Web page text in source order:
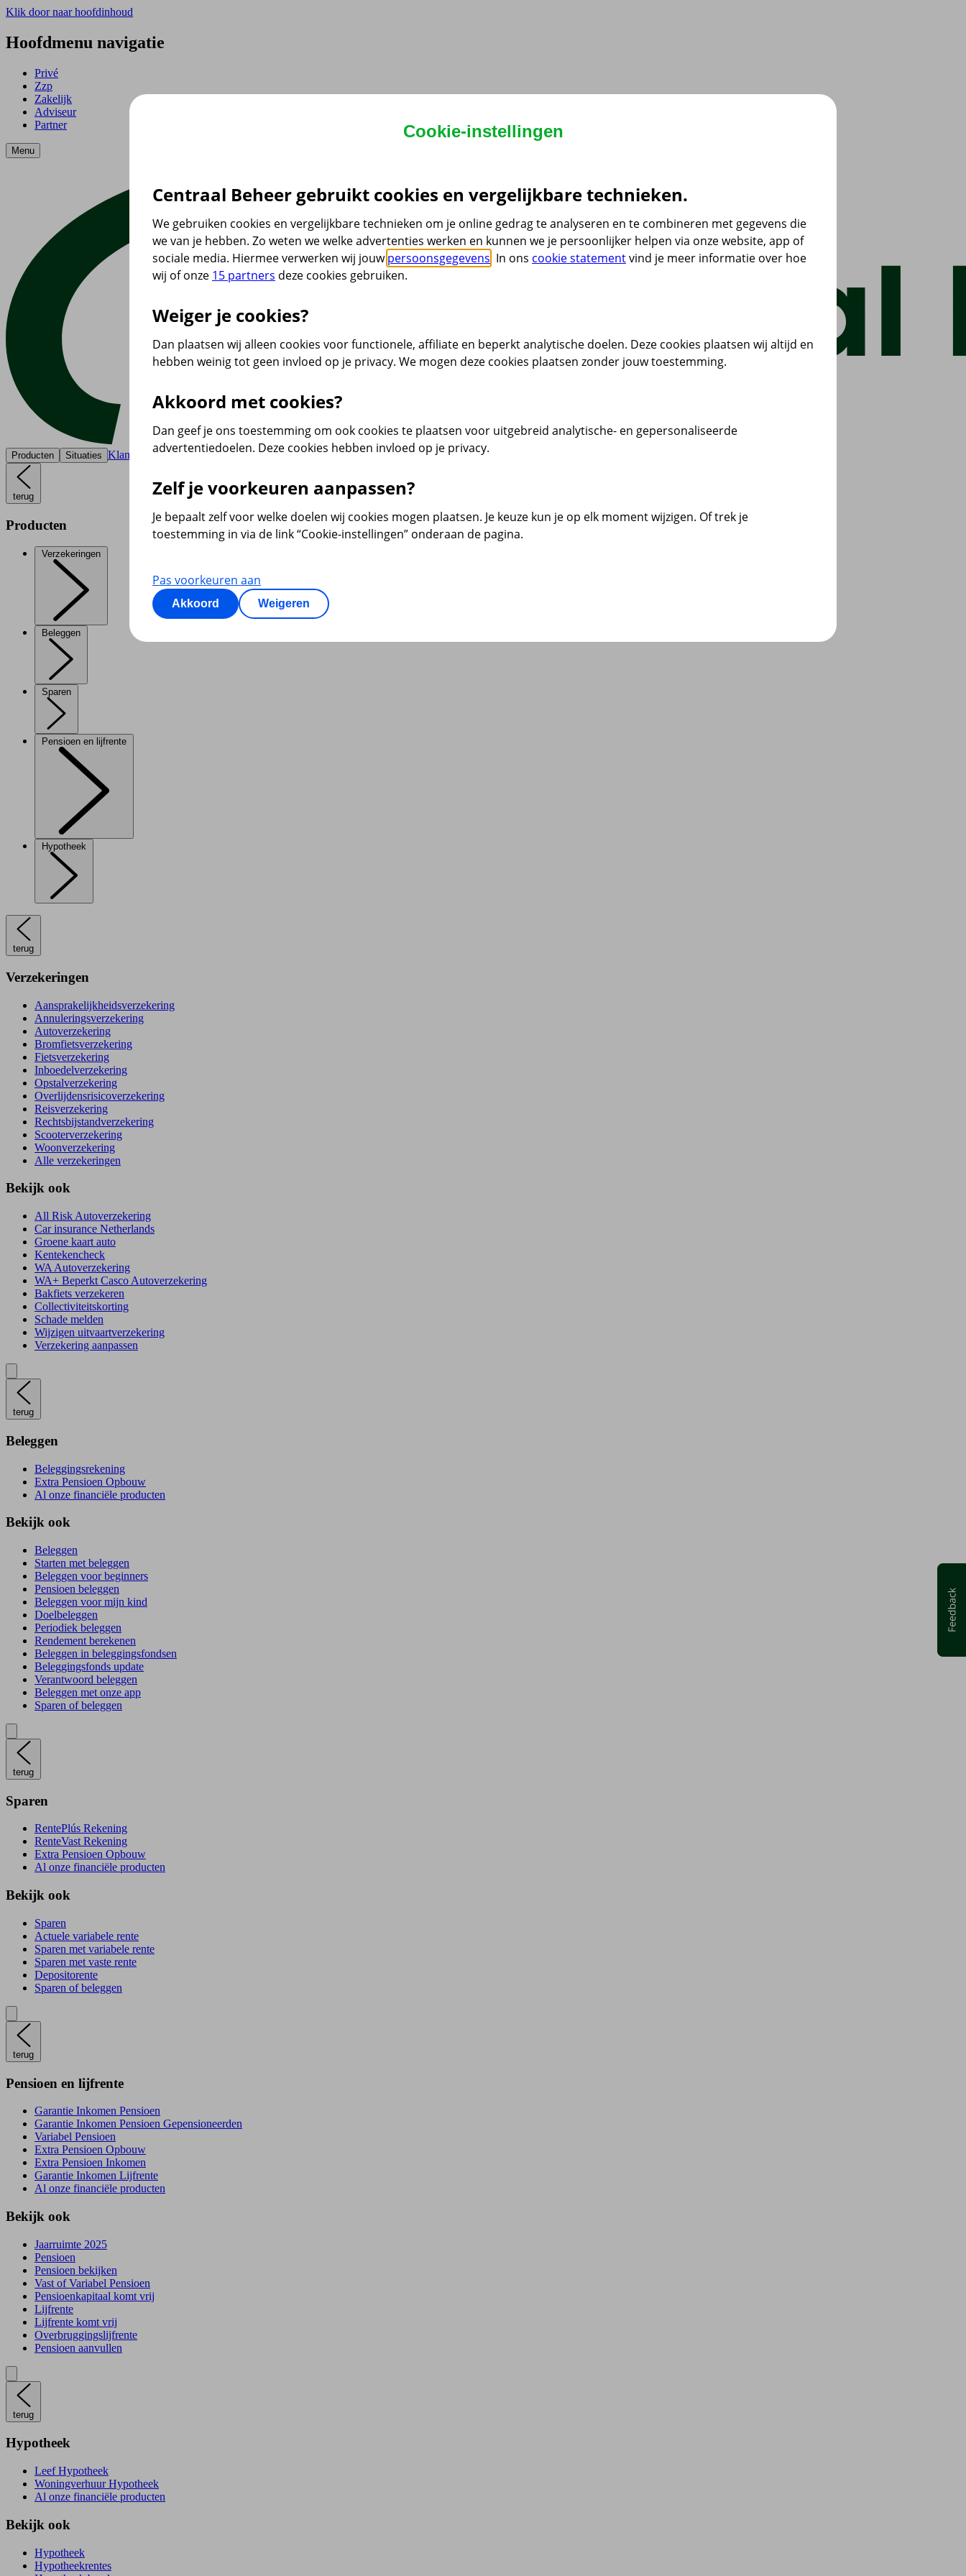
Klik door naar hoofdinhoud
Hoofdmenu navigatie
Privé
Zzp
Zakelijk
Adviseur
Partner
Menu
Producten Situaties Klantenservice
terug
Producten
Verzekeringen
Beleggen
Sparen
Pensioen en lijfrente
Hypotheek
terug
Verzekeringen
Aansprakelijkheidsverzekering
Annuleringsverzekering
Autoverzekering
Bromfietsverzekering
Fietsverzekering
Inboedelverzekering
Opstalverzekering
Overlijdensrisicoverzekering
Reisverzekering
Rechtsbijstandverzekering
Scooterverzekering
Woonverzekering
Alle verzekeringen
Bekijk ook
All Risk Autoverzekering
Car insurance Netherlands
Groene kaart auto
Kentekencheck
WA Autoverzekering
WA+ Beperkt Casco Autoverzekering
Bakfiets verzekeren
Collectiviteitskorting
Schade melden
Wijzigen uitvaartverzekering
Verzekering aanpassen
terug
Beleggen
Beleggingsrekening
Extra Pensioen Opbouw
Al onze financiële producten
Bekijk ook
Beleggen
Starten met beleggen
Beleggen voor beginners
Pensioen beleggen
Beleggen voor mijn kind
Doelbeleggen
Periodiek beleggen
Rendement berekenen
Beleggen in beleggingsfondsen
Beleggingsfonds update
Verantwoord beleggen
Beleggen met onze app
Sparen of beleggen
terug
Sparen
RentePlús Rekening
RenteVast Rekening
Extra Pensioen Opbouw
Al onze financiële producten
Bekijk ook
Sparen
Actuele variabele rente
Sparen met variabele rente
Sparen met vaste rente
Depositorente
Sparen of beleggen
terug
Pensioen en lijfrente
Garantie Inkomen Pensioen
Garantie Inkomen Pensioen Gepensioneerden
Variabel Pensioen
Extra Pensioen Opbouw
Extra Pensioen Inkomen
Garantie Inkomen Lijfrente
Al onze financiële producten
Bekijk ook
Jaarruimte 2025
Pensioen
Pensioen bekijken
Vast of Variabel Pensioen
Pensioenkapitaal komt vrij
Lijfrente
Lijfrente komt vrij
Overbruggingslijfrente
Pensioen aanvullen
terug
Hypotheek
Leef Hypotheek
Woningverhuur Hypotheek
Al onze financiële producten
Bekijk ook
Hypotheek
Hypotheekrentes
Cookie-instellingen
Centraal Beheer gebruikt cookies en vergelijkbare technieken.
We gebruiken cookies en vergelijkbare technieken om je online gedrag te analyseren en te combineren met gegevens die
we van je hebben. Zo weten we welke advertenties werken en kunnen we je persoonlijker helpen via onze website, app of
sociale media. Hiermee verwerken wij jouwpersoonsgegevens . In ons cookie statementvind je meer informatie over hoe
wij of onze 15 partners deze cookies gebruiken.
Weiger je cookies?
Dan plaatsen wij alleen cookies voor functionele, affiliate en beperkt analytische doelen. Deze cookies plaatsen wij altijd en
hebben weinig tot geen invloed op je privacy. We mogen deze cookies plaatsen zonder jouw toestemming.
Akkoord met cookies?
Dan geef je ons toestemming om ook cookies te plaatsen voor uitgebreid analytische- en gepersonaliseerde
advertentiedoelen. Deze cookies hebben invloed op je privacy.
Zelf je voorkeuren aanpassen?
Je bepaalt zelf voor welke doelen wij cookies mogen plaatsen. Je keuze kun je op elk moment wijzigen. Of trek je
toestemming in via de link “Cookie-instellingen” onderaan de pagina.
Pas voorkeuren aan
Akkoord Weigeren